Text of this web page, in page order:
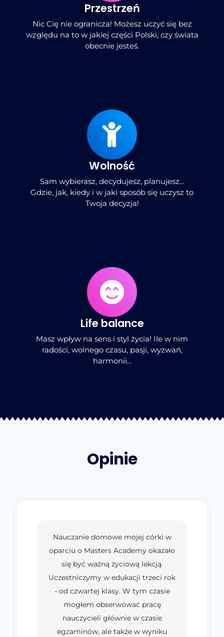
Przestrzeń
Nic Cię nie ogranicza! Możesz uczyć się bez
względu na to w jakiej części Polski, czy świata
obecnie jesteś.
Wolność
Sam wybierasz, decydujesz, planujesz...
Gdzie, jak, kiedy i w jaki sposób się uczysz to
Twoja decyzja!
Life balance
Masz wpływ na sens i styl życia! Ile w nim
radości, wolnego czasu, pasji, wyzwań,
harmonii...
Opinie
Nauczanie domowe mojej córki w
oparciu o Masters Academy okazało
się być ważną życiową lekcją.
Uczestniczymy w edukacji trzeci rok
- od czwartej klasy. W tym czasie
mogłem obserwować pracę
nauczycieli głównie w czasie
egzaminów, ale także w wyniku